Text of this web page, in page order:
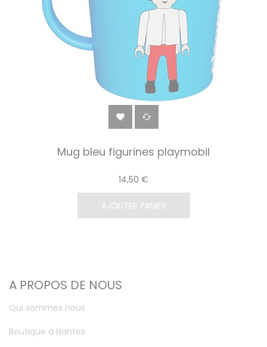
 
Mug bleu figurines playmobil
14,50 €
AJOUTER PANIER
A PROPOS DE NOUS
Qui sommes nous
Boutique à Nantes